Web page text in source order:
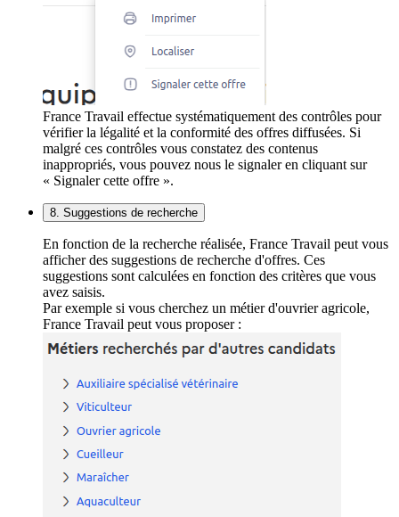
France Travail effectue systématiquement des contrôles pour
vérifier la légalité et la conformité des offres diffusées. Si
malgré ces contrôles vous constatez des contenus
inappropriés, vous pouvez nous le signaler en cliquant sur
« Signaler cette offre ».
8. Suggestions de recherche
En fonction de la recherche réalisée, France Travail peut vous
afficher des suggestions de recherche d'offres. Ces
suggestions sont calculées en fonction des critères que vous
avez saisis.
Par exemple si vous cherchez un métier d'ouvrier agricole,
France Travail peut vous proposer :